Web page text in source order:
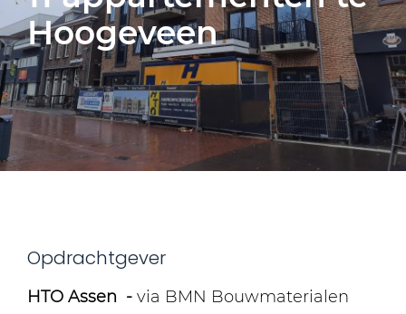
Hoogeveen
Opdrachtgever
HTO Assen - via BMN Bouwmaterialen